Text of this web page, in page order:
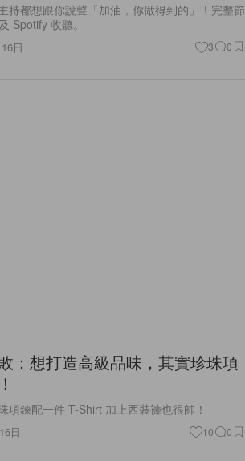
持都想跟你說聲「加油，你做得到的」！完整節
Spotify 收聽。
日 3 0
：想打造高級品味，其實珍珠項
項鍊配一件 T-Shirt 加上西裝褲也很帥！
日 10 0